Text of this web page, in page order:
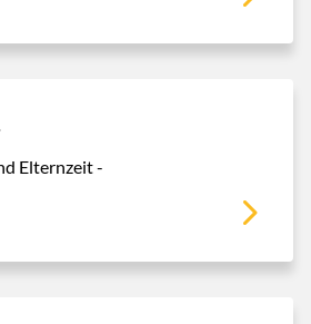
Elternzeit -